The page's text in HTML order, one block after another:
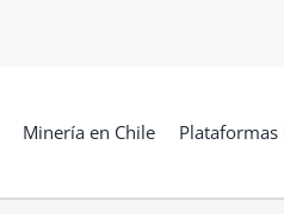
Minería en Chile Plataformas